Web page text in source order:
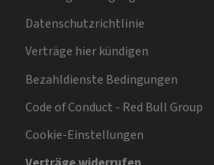
Datenschutzrichtlinie
Verträge hier kündigen
Bezahldienste Bedingungen
Code of Conduct - Red Bull Group
Cookie-Einstellungen